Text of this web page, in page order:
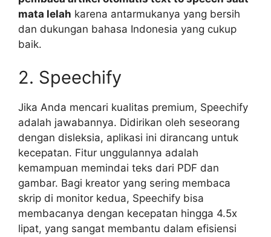
mata lelah karena antarmukanya yang bersih
dan dukungan bahasa Indonesia yang cukup
baik.
2. Speechify
Jika Anda mencari kualitas premium, Speechify
adalah jawabannya. Didirikan oleh seseorang
dengan disleksia, aplikasi ini dirancang untuk
kecepatan. Fitur unggulannya adalah
kemampuan memindai teks dari PDF dan
gambar. Bagi kreator yang sering membaca
skrip di monitor kedua, Speechify bisa
membacanya dengan kecepatan hingga 4.5x
lipat, yang sangat membantu dalam efisiensi